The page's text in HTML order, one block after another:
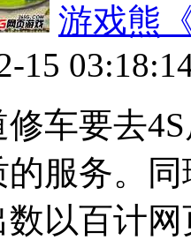
游戏熊
15
车要去
服务。
以百计